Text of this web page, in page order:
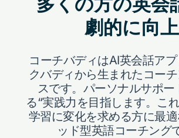
劇的に向上
コーチバディはAI英会話ア
クバディから生まれたコー
スです。 パーソナルサポー
る“実践力を目指します。こ
学習に変化を求める方に最
ッド型英語コーチング